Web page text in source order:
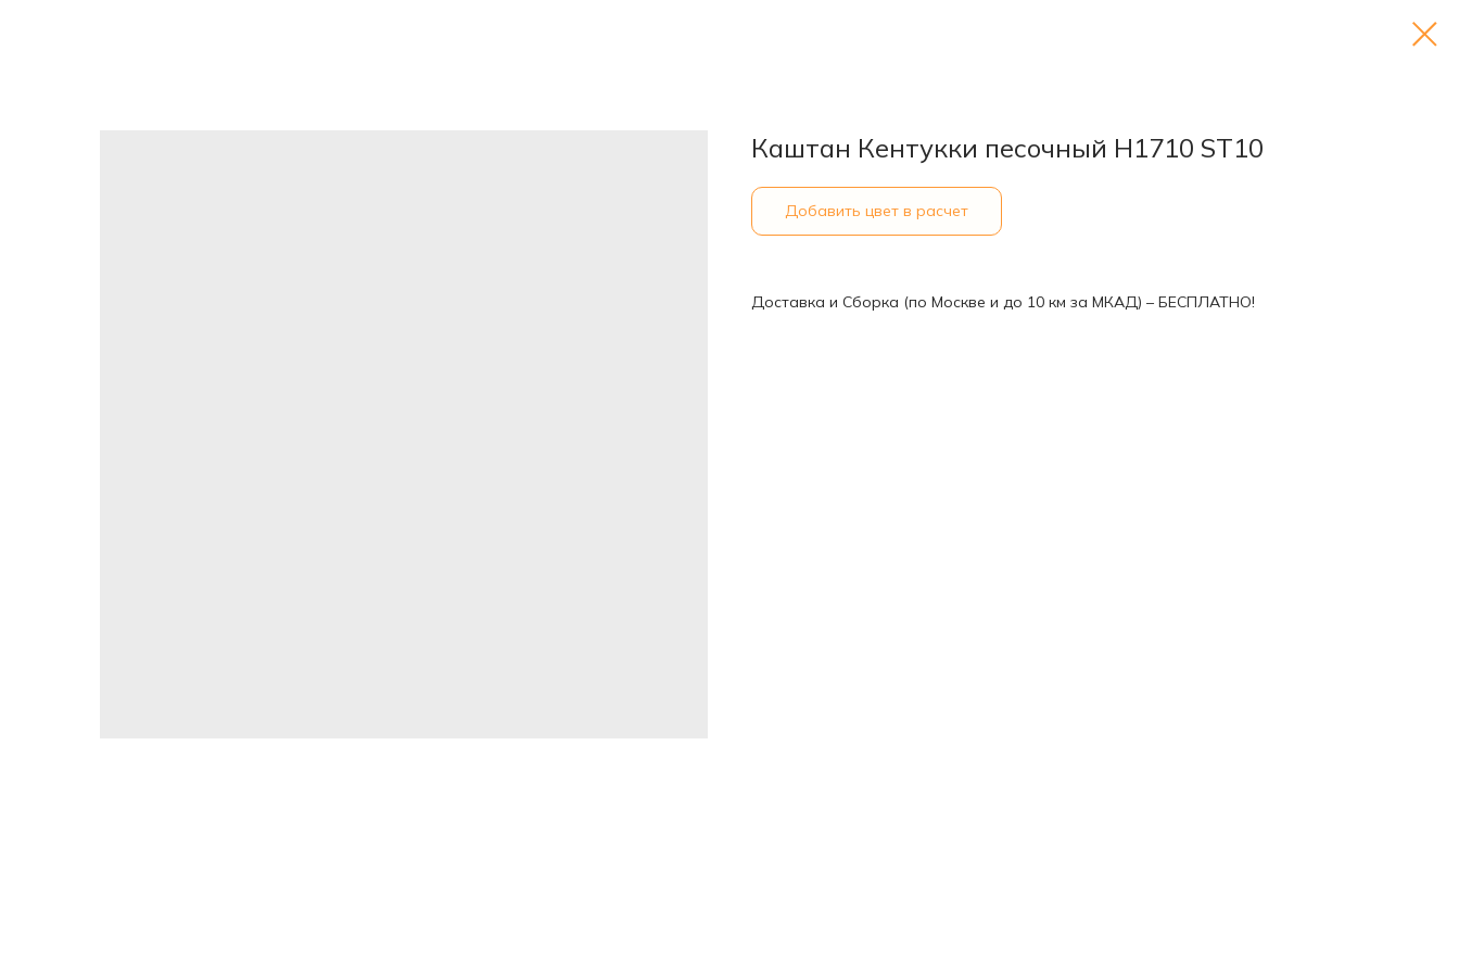
Каштан Кентукки песочный H1710 ST10
Добавить цвет в расчет
Доставка и Сборка (по Москве и до 10 км за МКАД) – БЕСПЛАТНО!